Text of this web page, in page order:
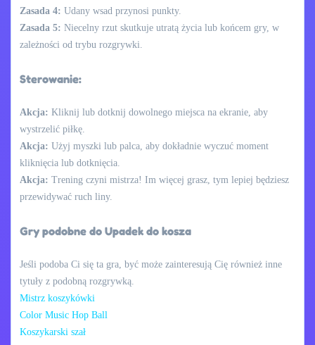
Zasada 4: Udany wsad przynosi punkty.
Zasada 5: Niecelny rzut skutkuje utratą życia lub końcem gry, w
zależności od trybu rozgrywki.
Sterowanie:
Akcja: Kliknij lub dotknij dowolnego miejsca na ekranie, aby
wystrzelić piłkę.
Akcja: Użyj myszki lub palca, aby dokładnie wyczuć moment
kliknięcia lub dotknięcia.
Akcja: Trening czyni mistrza! Im więcej grasz, tym lepiej będziesz
przewidywać ruch liny.
Gry podobne do Upadek do kosza
Jeśli podoba Ci się ta gra, być może zainteresują Cię również inne
tytuły z podobną rozgrywką.
Mistrz koszykówki
Color Music Hop Ball
Koszykarski szał